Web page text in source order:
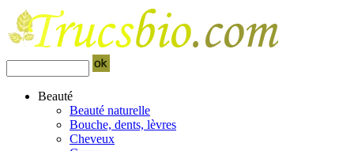
Beauté
Beauté naturelle
Bouche, dents, lèvres
Cheveux